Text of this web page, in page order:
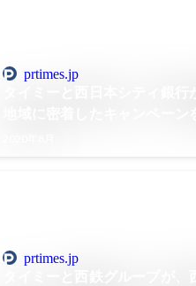
prtimes.jp
prtimes.jp